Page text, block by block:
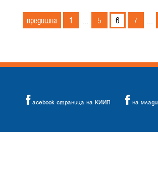
предишна 1 ... 5 6 7 ...
acebook страница на КИИП на